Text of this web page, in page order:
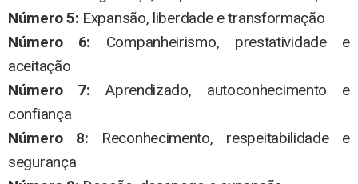
Número 5: Expansão, liberdade e transformação
Número 6: Companheirismo, prestatividade e
aceitação
Número 7: Aprendizado, autoconhecimento e
confiança
Número 8: Reconhecimento, respeitabilidade e
segurança